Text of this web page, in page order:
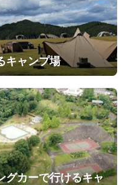
キャンプ場
グカーで行けるキャ